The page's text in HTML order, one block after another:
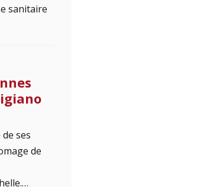
sanitaire
ses
de